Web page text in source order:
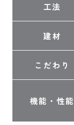
工法
建材
こだわり
機能・性能